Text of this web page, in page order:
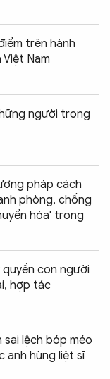
trên hành
Nam
người trong
pháp cách
phòng, chống
hóa' trong
quyền con người
hợp tác
lệch bóp méo
anh hùng liệt sĩ